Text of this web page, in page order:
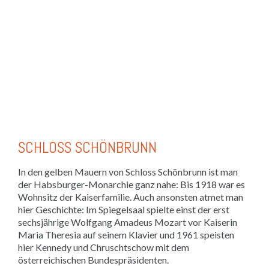
SCHLOSS SCHÖNBRUNN
In den gelben Mauern von Schloss Schönbrunn ist man
der Habsburger-Monarchie ganz nahe: Bis 1918 war es
Wohnsitz der Kaiserfamilie. Auch ansonsten atmet man
hier Geschichte: Im Spiegelsaal spielte einst der erst
sechsjährige Wolfgang Amadeus Mozart vor Kaiserin
Maria Theresia auf seinem Klavier und 1961 speisten
hier Kennedy und Chruschtschow mit dem
österreichischen Bundespräsidenten.